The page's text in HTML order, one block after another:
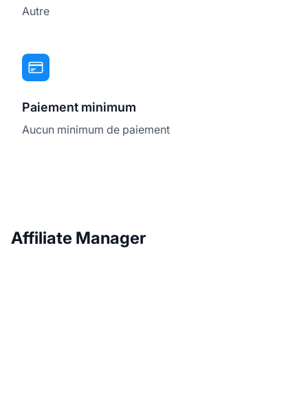
Autre
Paiement minimum
Aucun minimum de paiement
Affiliate Manager